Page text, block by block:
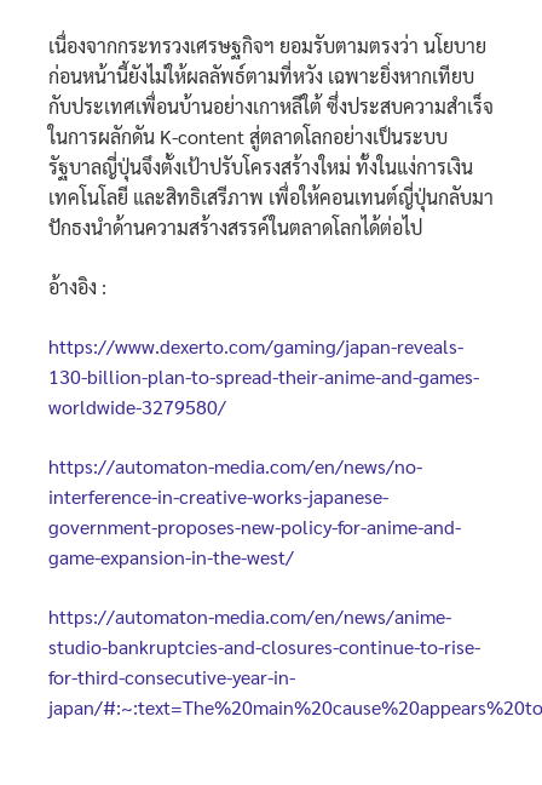
เนื่องจากกระทรวงเศรษฐกิจฯ ยอมรับตามตรงว่า นโยบาย
ก่อนหน้านี้ยังไม่ให้ผลลัพธ์ตามที่หวัง เฉพาะยิ่งหากเทียบ
กับประเทศเพื่อนบ้านอย่างเกาหลีใต้ ซึ่งประสบความสำเร็จ
ในการผลักดัน K-content สู่ตลาดโลกอย่างเป็นระบบ
รัฐบาลญี่ปุ่นจึงตั้งเป้าปรับโครงสร้างใหม่ ทั้งในแง่การเงิน
เทคโนโลยี และสิทธิเสรีภาพ เพื่อให้คอนเทนต์ญี่ปุ่นกลับมา
ปักธงนำด้านความสร้างสรรค์ในตลาดโลกได้ต่อไป
อ้างอิง :
https://www.dexerto.com/gaming/japan-reveals-
130-billion-plan-to-spread-their-anime-and-games-
worldwide-3279580/
https://automaton-media.com/en/news/no-
interference-in-creative-works-japanese-
government-proposes-new-policy-for-anime-and-
game-expansion-in-the-west/
https://automaton-media.com/en/news/anime-
studio-bankruptcies-and-closures-continue-to-rise-
for-third-consecutive-year-in-
japan/